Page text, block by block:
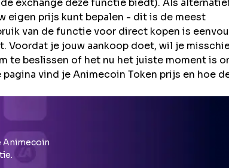
exchange deze functie biedt). Als
eigen prijs kunt bepalen - dit is de meest
van de functie voor direct kopen is
Voordat je jouw aankoop doet, wil je
te beslissen of het nu het juiste moment is
pagina vind je Animecoin Token prijs en hoe
Animecoin